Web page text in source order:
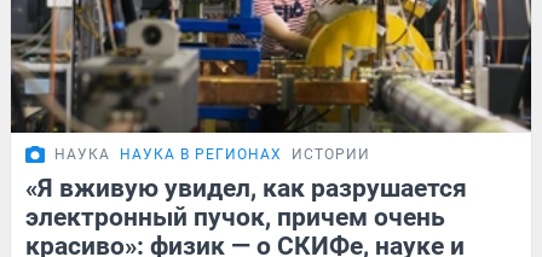
НАУКА НАУКА В РЕГИОНАХ ИСТОРИИ
«Я вживую увидел, как разрушается
электронный пучок, причем очень
красиво»: физик — о СКИФе, науке и